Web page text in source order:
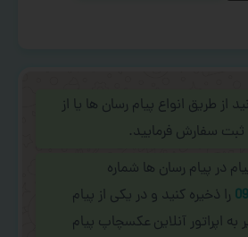
از طریق انواع پیام رسان ها یا از
سفارش فرمایید.
در پیام رسان ها شماره
را ذخیره کنید و در یکی از پیام
به اپراتور آنلاین عکسچاپ پیام